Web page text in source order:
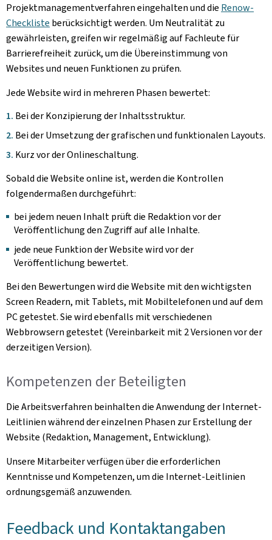
Projektmanagementverfahren eingehalten und die Renow-
Checkliste berücksichtigt werden. Um Neutralität zu
gewährleisten, greifen wir regelmäßig auf Fachleute für
Barrierefreiheit zurück, um die Übereinstimmung von
Websites und neuen Funktionen zu prüfen.
Jede Website wird in mehreren Phasen bewertet:
Bei der Konzipierung der Inhaltsstruktur.
Bei der Umsetzung der grafischen und funktionalen Layouts.
Kurz vor der Onlineschaltung.
Sobald die Website online ist, werden die Kontrollen
folgendermaßen durchgeführt:
bei jedem neuen Inhalt prüft die Redaktion vor der
Veröffentlichung den Zugriff auf alle Inhalte.
jede neue Funktion der Website wird vor der
Veröffentlichung bewertet.
Bei den Bewertungen wird die Website mit den wichtigsten
Screen Readern, mit Tablets, mit Mobiltelefonen und auf dem
PC getestet. Sie wird ebenfalls mit verschiedenen
Webbrowsern getestet (Vereinbarkeit mit 2 Versionen vor der
derzeitigen Version).
Kompetenzen der Beteiligten
Die Arbeitsverfahren beinhalten die Anwendung der Internet-
Leitlinien während der einzelnen Phasen zur Erstellung der
Website (Redaktion, Management, Entwicklung).
Unsere Mitarbeiter verfügen über die erforderlichen
Kenntnisse und Kompetenzen, um die Internet-Leitlinien
ordnungsgemäß anzuwenden.
Feedback und Kontaktangaben